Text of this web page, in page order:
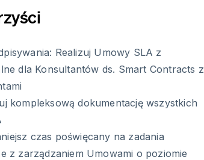
Realizuj Umowy SLA z
dla Konsultantów ds. Smart Contracts z
kompleksową dokumentację wszystkich
czas poświęcany na zadania
z zarządzaniem Umowami o poziomie